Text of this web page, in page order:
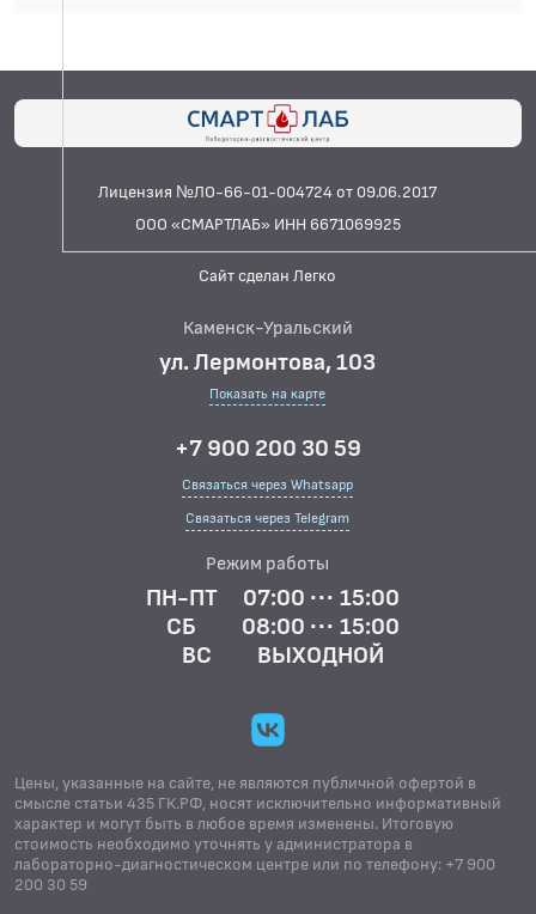
Лицензия №ЛО-66-01-004724 от 09.06.2017
ООО «СМАРТЛАБ» ИНН 6671069925
Сайт сделан Легко
Каменск-Уральский
ул. Лермонтова, 103
Показать на карте
+7 900 200 30 59
Связаться через Whatsapp
Связаться через Telegram
Режим работы
ПН-ПТ
07:00 ··· 15:00
СБ
08:00 ··· 15:00
ВС
ВЫХОДНОЙ
Цены, указанные на сайте, не являются публичной офертой в
смысле статьи 435 ГК.РФ, носят исключительно информативный
характер и могут быть в любое время изменены. Итоговую
стоимость необходимо уточнять у администратора в
лабораторно-диагностическом центре или по телефону: +7 900
200 30 59